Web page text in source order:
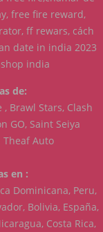
free fire reward,
ff rewars, cách
date in india 2023
india
de:
, Brawl Stars, Clash
GO, Saint Seiya
Theaf Auto
en :
Dominicana, Peru,
Bolivia, España,
Costa Rica,